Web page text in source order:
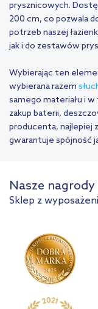
prysznicowych.
200 cm, co pozwala
potrzeb naszej
jak i do zestawów
Wybierając ten
wybierana razem
samego materiału i
zakup baterii,
producenta, najlepiej
gwarantuje spójność
Nasze nagrody
Sklep z